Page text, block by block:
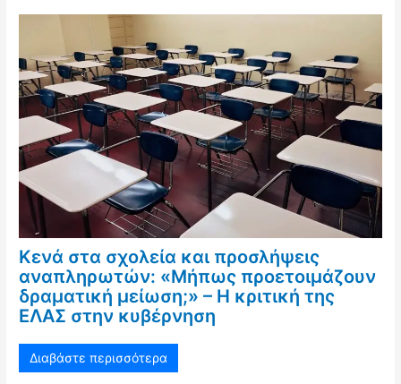
Κενά στα σχολεία και προσλήψεις
αναπληρωτών: «Μήπως προετοιμάζουν
δραματική μείωση;» – Η κριτική της
ΕΛΑΣ στην κυβέρνηση
Διαβάστε περισσότερα